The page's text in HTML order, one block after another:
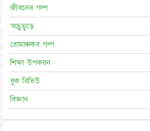
জীবনের গল্প
অদ্ভুতুড়ে
রোমাঞ্চকর গল্প
শিক্ষা উপকরন
বুক রিভিউ
বিজ্ঞান